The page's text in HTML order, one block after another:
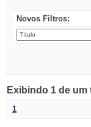
Novos Filtros:
Exibindo 1 de
1